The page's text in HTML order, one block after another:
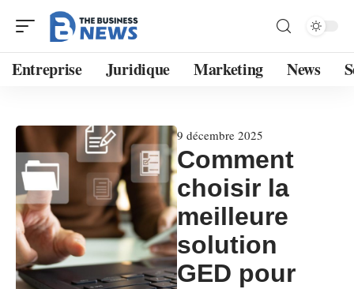
Entreprise Juridique Marketing News
9 décembre 2025
Comment
choisir la
meilleure
solution
GED pour